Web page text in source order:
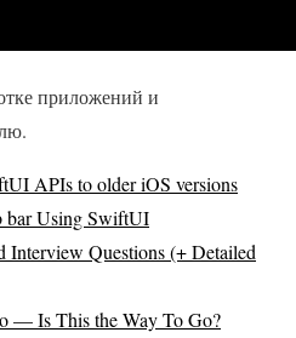
приложений и
APIs to older iOS versions
bar Using SwiftUI
Interview Questions (+ Detailed
— Is This the Way To Go?